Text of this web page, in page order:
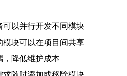
可以并行开发不同模块
模块可以在项目间共享
，降低维护成本